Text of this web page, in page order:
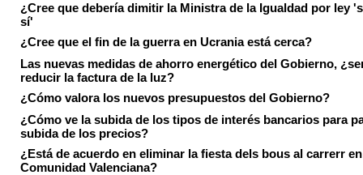
¿Cree que debería dimitir la Ministra de la Igualdad por ley
sí'
¿Cree que el fin de la guerra en Ucrania está cerca?
Las nuevas medidas de ahorro energético del Gobierno,
reducir la factura de la luz?
¿Cómo valora los nuevos presupuestos del Gobierno?
¿Cómo ve la subida de los tipos de interés bancarios para
subida de los precios?
¿Está de acuerdo en eliminar la fiesta dels bous al carrerr
Comunidad Valenciana?